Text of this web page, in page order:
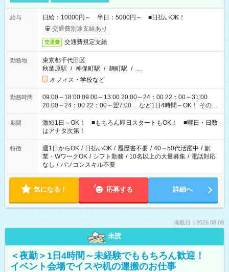
給与
日給：10000円～ 半日：5000円～ ■日払いOK！
交通費別途支給あり
交通費 交通費規定支給
勤務地
東京都千代田区
秋葉原駅 / 神保町駅 / 麹町駅 / …
オフィス・学校など
勤務時間
09:00～18:00 09:00～13:00 20:00～24：00 22：00～31:00
20:00～24：00 22：00～翌7:00 …など1日4時間～OK！ その他
シフトもございます！ お気軽にご相談ください！
期間
激短1日～OK！ ■もちろん即日スタートもOK！ ■曜日・日数
はアナタ次第！
特徴 週1日からOK / 日払いOK / 履歴書不要 / 40～50代活躍中 / 副
業・WワークOK / シフト勤務 / 10名以上の大量募集 / 電話対応
なし / パソコンスキル不要
気になる！ 応募する 詳細へ
掲載日：2026.08.09
未読
＜夜勤＞1日4時間～未経験でももちろん歓迎！
イベント会場でイスや机の運搬のお仕事